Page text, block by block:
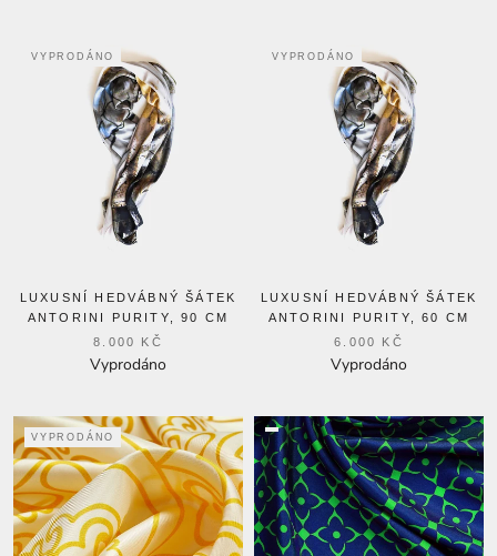
VYPRODÁNO
LUXUSNÍ HEDVÁBNÝ ŠÁTEK
ANTORINI PURITY, 90 CM
8.000 KČ
Vyprodáno
VYPRODÁNO
LUXUSNÍ HEDVÁBNÝ ŠÁTEK
ANTORINI PURITY, 60 CM
6.000 KČ
Vyprodáno
VYPRODÁNO